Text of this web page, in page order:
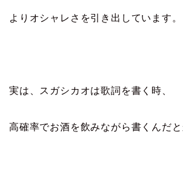
よりオシャレさを引き出しています。
実は、スガシカオは歌詞を書く時、
高確率でお酒を飲みながら書くんだと